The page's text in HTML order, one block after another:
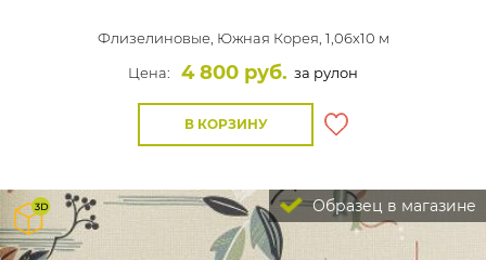
Флизелиновые, Южная Корея, 1,06x10 м
Цена:
4 800 руб. за рулон
В КОРЗИНУ
Образец в магазине